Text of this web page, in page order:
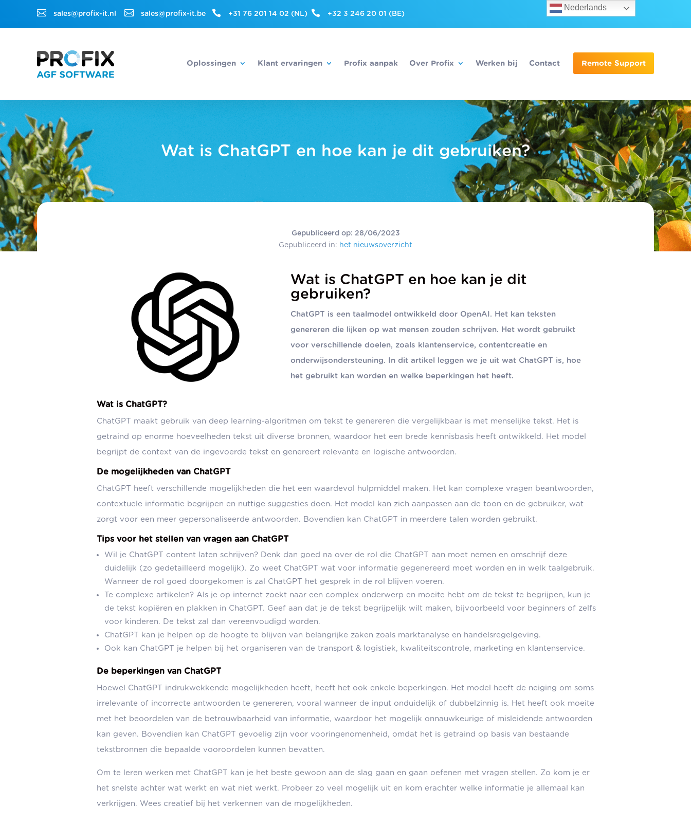
 sales@profix-it.nl  sales@profix-it.be  +31 76 201 14 02 (NL)  +32 3 246 20 01 (BE)
Oplossingen Klant ervaringen Profix aanpak Over Profix Werken bij Contact Remote Support
Wat is ChatGPT en hoe kan je dit gebruiken?
Gepubliceerd op: 28/06/2023
Gepubliceerd in: het nieuwsoverzicht
Wat is ChatGPT en hoe kan je dit
gebruiken?
ChatGPT is een taalmodel ontwikkeld door OpenAI. Het kan teksten
genereren die lijken op wat mensen zouden schrijven. Het wordt gebruikt
voor verschillende doelen, zoals klantenservice, contentcreatie en
onderwijsondersteuning. In dit artikel leggen we je uit wat ChatGPT is, hoe
het gebruikt kan worden en welke beperkingen het heeft.
Wat is ChatGPT?
ChatGPT maakt gebruik van deep learning-algoritmen om tekst te genereren die vergelijkbaar is met menselijke tekst. Het is
getraind op enorme hoeveelheden tekst uit diverse bronnen, waardoor het een brede kennisbasis heeft ontwikkeld. Het model
begrijpt de context van de ingevoerde tekst en genereert relevante en logische antwoorden.
De mogelijkheden van ChatGPT
ChatGPT heeft verschillende mogelijkheden die het een waardevol hulpmiddel maken. Het kan complexe vragen beantwoorden,
contextuele informatie begrijpen en nuttige suggesties doen. Het model kan zich aanpassen aan de toon en de gebruiker, wat
zorgt voor een meer gepersonaliseerde antwoorden. Bovendien kan ChatGPT in meerdere talen worden gebruikt.
Tips voor het stellen van vragen aan ChatGPT
Wil je ChatGPT content laten schrijven? Denk dan goed na over de rol die ChatGPT aan moet nemen en omschrijf deze
duidelijk (zo gedetailleerd mogelijk). Zo weet ChatGPT wat voor informatie gegenereerd moet worden en in welk taalgebruik.
Wanneer de rol goed doorgekomen is zal ChatGPT het gesprek in de rol blijven voeren.
Te complexe artikelen? Als je op internet zoekt naar een complex onderwerp en moeite hebt om de tekst te begrijpen, kun je
de tekst kopiëren en plakken in ChatGPT. Geef aan dat je de tekst begrijpelijk wilt maken, bijvoorbeeld voor beginners of zelfs
voor kinderen. De tekst zal dan vereenvoudigd worden.
ChatGPT kan je helpen op de hoogte te blijven van belangrijke zaken zoals marktanalyse en handelsregelgeving.
Ook kan ChatGPT je helpen bij het organiseren van de transport & logistiek, kwaliteitscontrole, marketing en klantenservice.
De beperkingen van ChatGPT
Hoewel ChatGPT indrukwekkende mogelijkheden heeft, heeft het ook enkele beperkingen. Het model heeft de neiging om soms
irrelevante of incorrecte antwoorden te genereren, vooral wanneer de input onduidelijk of dubbelzinnig is. Het heeft ook moeite
met het beoordelen van de betrouwbaarheid van informatie, waardoor het mogelijk onnauwkeurige of misleidende antwoorden
kan geven. Bovendien kan ChatGPT gevoelig zijn voor vooringenomenheid, omdat het is getraind op basis van bestaande
tekstbronnen die bepaalde vooroordelen kunnen bevatten.
Om te leren werken met ChatGPT kan je het beste gewoon aan de slag gaan en gaan oefenen met vragen stellen. Zo kom je er
het snelste achter wat werkt en wat niet werkt. Probeer zo veel mogelijk uit en kom erachter welke informatie je allemaal kan
verkrijgen. Wees creatief bij het verkennen van de mogelijkheden.
Nederlands